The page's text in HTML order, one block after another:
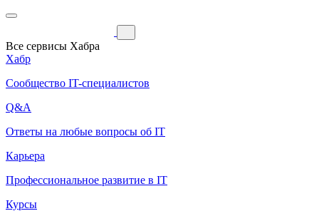
Все сервисы Хабра
Хабр
Сообщество IT-специалистов
Q&A
Ответы на любые вопросы об IT
Карьера
Профессиональное развитие в IT
Курсы